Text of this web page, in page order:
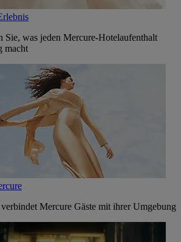
Sie, was jeden Mercure-Hotelaufenthalt
macht
Mercure Gäste mit ihrer Umgebung